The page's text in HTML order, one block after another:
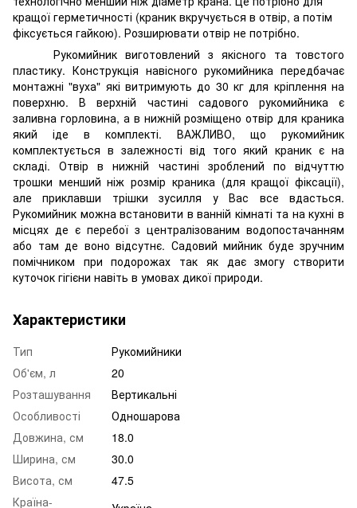
кращої герметичності (краник вкручується в отвір, а потім
фіксується гайкою). Розширювати отвір не потрібно.
Рукомийник виготовлений з якісного та товстого
пластику. Конструкція навісного рукомийника передбачає
монтажні "вуха" які витримують до 30 кг для кріплення на
поверхню. В верхній частині садового рукомийника є
заливна горловина, а в нижній розміщено отвір для краника
який іде в комплекті. ВАЖЛИВО, що рукомийник
комплектується в залежності від того який краник є на
складі. Отвір в нижній частині зроблений по відчуттю
трошки менший ніж розмір краника (для кращої фіксації),
але приклавши трішки зусилля у Вас все вдасться.
Рукомийник можна встановити в ванній кімнаті та на кухні в
місцях де є перебої з централізованим водопостачанням
або там де воно відсутнє. Садовий мийник буде зручним
помічником при подорожах так як дає змогу створити
куточок гігієни навіть в умовах дикої природи.
Характеристики
Тип
Рукомийники
Об'єм, л
20
Розташування
Вертикальні
Особливості
Одношарова
Довжина, см
18.0
Ширина, см
30.0
Висота, см
47.5
Країна-